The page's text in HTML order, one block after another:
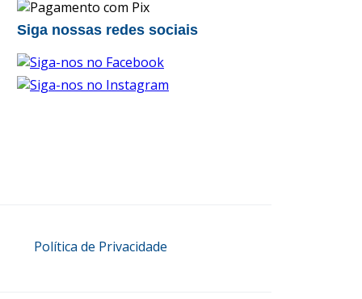
Siga nossas redes sociais
Política de Privacidade